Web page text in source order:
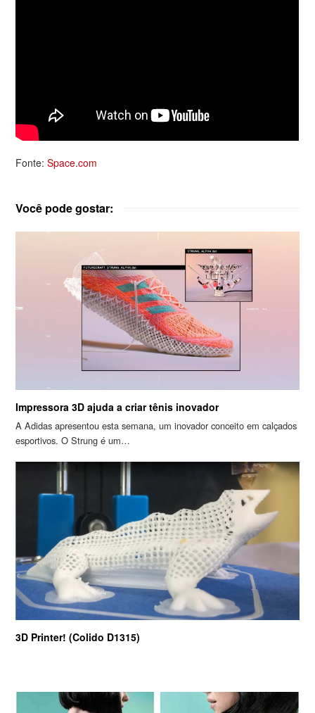
Fonte:Space.com
Você pode gostar:
Impressora 3D ajuda a criar tênis inovador
A Adidas apresentou esta semana, um inovador conceito em calçados
esportivos. O Strung é um…
3D Printer! (Colido D1315)